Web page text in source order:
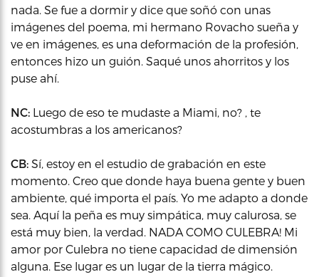
nada. Se fue a dormir y dice que soñó con unas
imágenes del poema, mi hermano Rovacho sueña y
ve en imágenes, es una deformación de la profesión,
entonces hizo un guión. Saqué unos ahorritos y los
puse ahí.
NC: Luego de eso te mudaste a Miami, no? , te
acostumbras a los americanos?
CB: Sí, estoy en el estudio de grabación en este
momento. Creo que donde haya buena gente y buen
ambiente, qué importa el país. Yo me adapto a donde
sea. Aquí la peña es muy simpática, muy calurosa, se
está muy bien, la verdad. NADA COMO CULEBRA! Mi
amor por Culebra no tiene capacidad de dimensión
alguna. Ese lugar es un lugar de la tierra mágico.